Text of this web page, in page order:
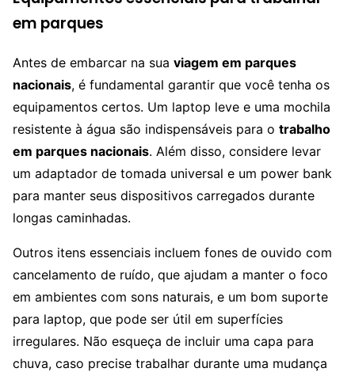
em parques
Antes de embarcar na sua viagem em parques
nacionais, é fundamental garantir que você tenha os
equipamentos certos. Um laptop leve e uma mochila
resistente à água são indispensáveis para o trabalho
em parques nacionais. Além disso, considere levar
um adaptador de tomada universal e um power bank
para manter seus dispositivos carregados durante
longas caminhadas.
Outros itens essenciais incluem fones de ouvido com
cancelamento de ruído, que ajudam a manter o foco
em ambientes com sons naturais, e um bom suporte
para laptop, que pode ser útil em superfícies
irregulares. Não esqueça de incluir uma capa para
chuva, caso precise trabalhar durante uma mudança